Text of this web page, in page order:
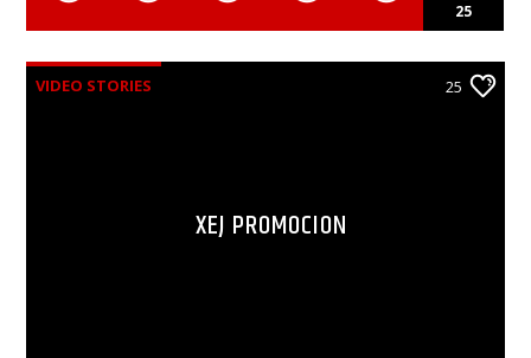
25
VIDEO STORIES 25
XEJ PROMOCION